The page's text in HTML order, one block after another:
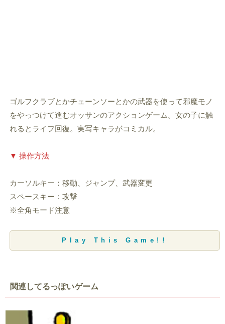
ゴルフクラブとかチェーンソーとかの武器を使って邪魔モノ
をやっつけて進むオッサンのアクションゲーム。女の子に触
れるとライフ回復。実写キャラがコミカル。
▼ 操作方法
カーソルキー：移動、ジャンプ、武器変更
スペースキー：攻撃
※全角モード注意
Play This Game!!
関連してるっぽいゲーム